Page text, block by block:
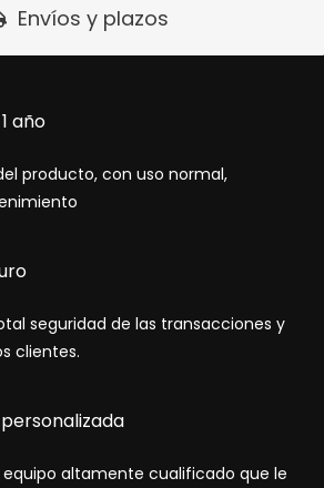
Envíos y plazos
año
producto, con uso normal,
seguridad de las transacciones y
clientes.
altamente cualificado que le